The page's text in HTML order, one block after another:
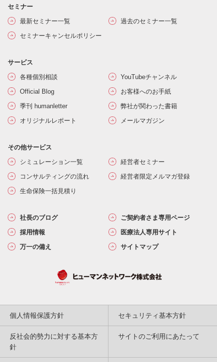
セミナー
最新セミナー一覧
過去のセミナー一覧
セミナーキャンセルポリシー
サービス
各種個別相談
YouTubeチャンネル
Official Blog
お客様へのお手紙
季刊 humanletter
弊社が関わった書籍
オリジナルレポート
メールマガジン
その他サービス
シミュレーション一覧
経営者セミナー
コンサルティングの流れ
経営者限定メルマガ登録
生命保険一括見積り
社長のブログ
ご契約者さま専用ページ
採用情報
医療法人専用サイト
万一の備え
サイトマップ
個人情報保護方針 セキュリティ基本方針
反社会的勢力に対する基本方
針
サイトのご利用にあたって